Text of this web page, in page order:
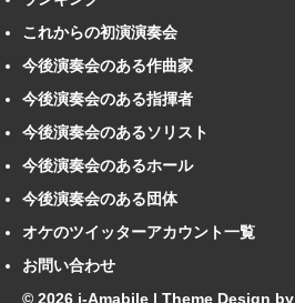
これからの初演演奏会
今後演奏会のある作曲家
今後演奏会のある指揮者
今後演奏会のあるソリスト
今後演奏会のあるホール
今後演奏会のある団体
オケのツイッターアカウント一覧
お問い合わせ
© 2026 i-Amabile | Theme Design by